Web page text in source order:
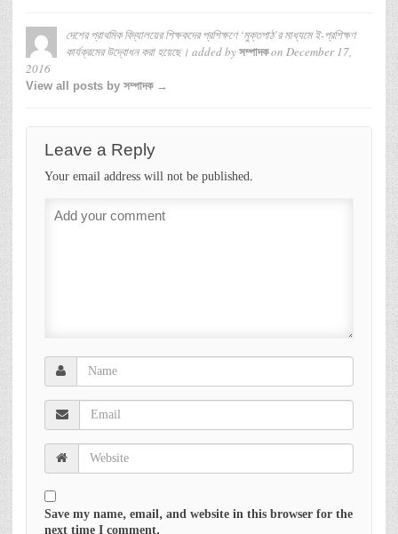
দেশের প্রাথমিক বিদ্যালয়ের শিক্ষকদের প্রশিক্ষণে ‘মুক্তপাঠ’র মাধ্যমে ই-প্রশিক্ষণ
কার্যক্রমের উদ্বোধন করা হয়েছে। added by সম্পাদকon December 17,
2016
View all posts by সম্পাদক →
Leave a Reply
Your email address will not be published.
Save my name, email, and website in this browser for the
next time I comment.